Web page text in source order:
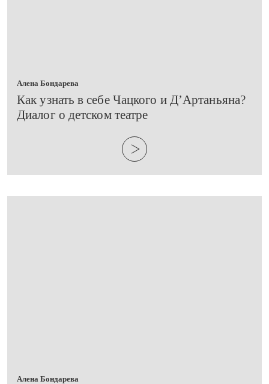
Алена Бондарева
​Как узнать в себе Чацкого и Д’Артаньяна?
Диалог о детском театре
Алена Бондарева